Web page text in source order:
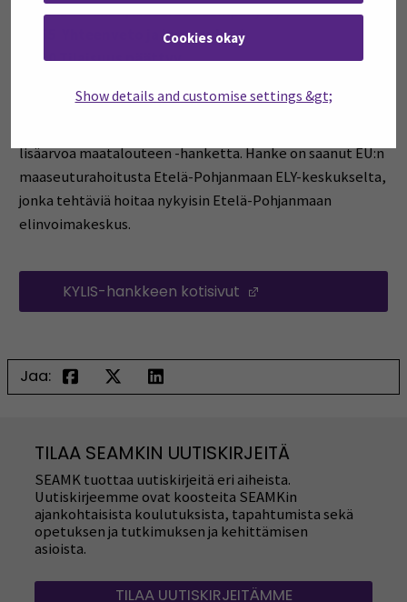
Cookies okay
Show details and customise settings &gt;
Tuukka Turunen, Moodfood Company Oy
11:55 Yhteenveto ja kysymykset
12:00 Tilaisuus päättyy
Koulutus on osa KYLIS-koulutuskokonaisuutta, joka
lisäarvoa maatalouteen -hanketta. Hanke on saanut EU:n
maaseuturahoitusta Etelä-Pohjanmaan ELY-keskukselta,
jonka tehtäviä hoitaa nykyisin Etelä-Pohjanmaan
elinvoimakeskus.
KYLIS-hankkeen kotisivut
Jaa:
TILAA SEAMKIN UUTISKIRJEITÄ
SEAMK tuottaa uutiskirjeitä eri aiheista.
Uutiskirjeemme ovat koosteita SEAMKin
ajankohtaisista koulutuksista, tapahtumista sekä
opetuksen ja tutkimuksen ja kehittämisen
asioista.
TILAA UUTISKIRJEITÄMME